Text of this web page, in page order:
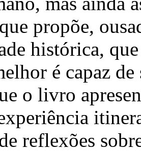
propõe,
histórica,
é capaz
o livro
reflexões